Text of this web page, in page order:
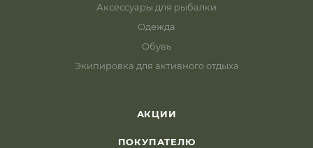
Аксессуары для рыбалки
Одежда
Обувь
Экипировка для активного отдыха
АКЦИИ
ПОКУПАТЕЛЮ